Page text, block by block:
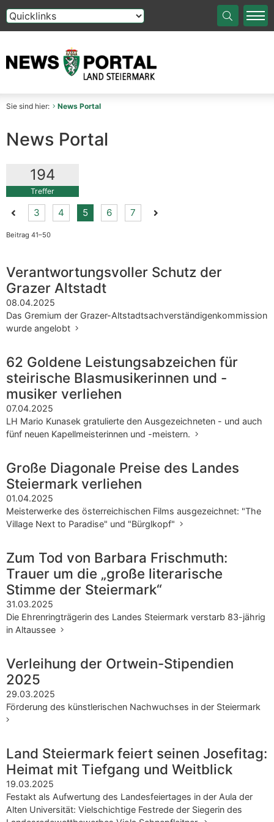
Die Auswahl einer Option im Select-Element führt auf
Sie sind hier: News Portal
News Portal
194
Treffer
Vorherige Seite der Suchergebnisse
3 4 5 6 7 Nächste Seite der
Beitrag 41–50
Verantwortungsvoller Schutz der
Grazer Altstadt
08.04.2025
Das Gremium der Grazer-Altstadtsachverständigenkommission
wurde angelobt
62 Goldene Leistungsabzeichen für
steirische Blasmusikerinnen und -
musiker verliehen
07.04.2025
LH Mario Kunasek gratulierte den Ausgezeichneten - und auch
fünf neuen Kapellmeisterinnen und -meistern.
Große Diagonale Preise des Landes
Steiermark verliehen
01.04.2025
Meisterwerke des österreichischen Films ausgezeichnet: "The
Village Next to Paradise" und "Bürglkopf"
Zum Tod von Barbara Frischmuth:
Trauer um die „große literarische
Stimme der Steiermark“
31.03.2025
Die Ehrenringträgerin des Landes Steiermark verstarb 83-jährig
in Altaussee
Verleihung der Ortwein-Stipendien
2025
29.03.2025
Förderung des künstlerischen Nachwuchses in der Steiermark
Land Steiermark feiert seinen Josefitag:
Heimat mit Tiefgang und Weitblick
19.03.2025
Festakt als Aufwertung des Landesfeiertages in der Aula der
Alten Universität: Vielschichtige Festrede der Siegerin des